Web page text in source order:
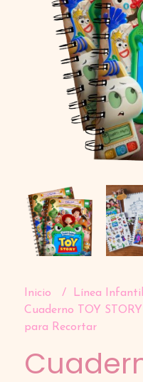
Inicio
Línea Infantil
Cuaderno TOY
para Recortar